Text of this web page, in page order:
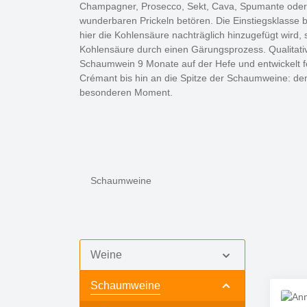
Champagner, Prosecco, Sekt, Cava, Spumante
wunderbaren Prickeln betören. Die Einstiegsklasse
hier die Kohlensäure nachträglich hinzugefügt
Kohlensäure durch einen Gärungsprozess.
Schaumwein 9 Monate auf der Hefe und
Crémant bis hin an die Spitze der Schaumweine:
besonderen Moment.
Schaumweine
Weine
Schaumweine